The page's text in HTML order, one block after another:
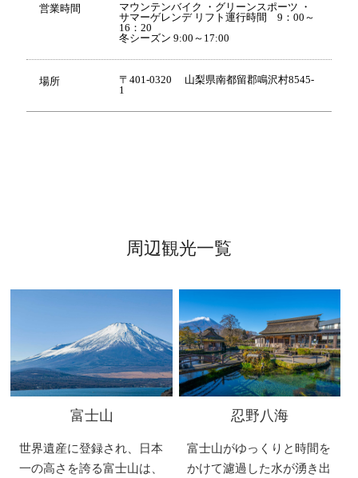
営業時間
マウンテンバイク ・グリーンスポーツ ・
サマーゲレンデ リフト運行時間 9：00～
16：20
冬シーズン 9:00～17:00
場所
〒401-0320 山梨県南都留郡鳴沢村8545-
1
周辺観光一覧
富士山
世界遺産に登録され、日本
一の高さを誇る富士山は、
忍野八海
富士山がゆっくりと時間を
かけて濾過した水が湧き出